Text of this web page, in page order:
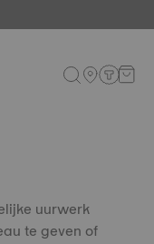
uurwerk
te geven of